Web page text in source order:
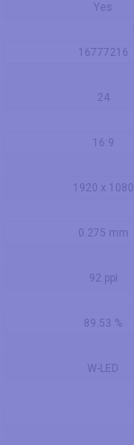
Yes
16777216
24
16:9
1920 x 1080
0.275 mm
92 ppi
89.53 %
W-LED